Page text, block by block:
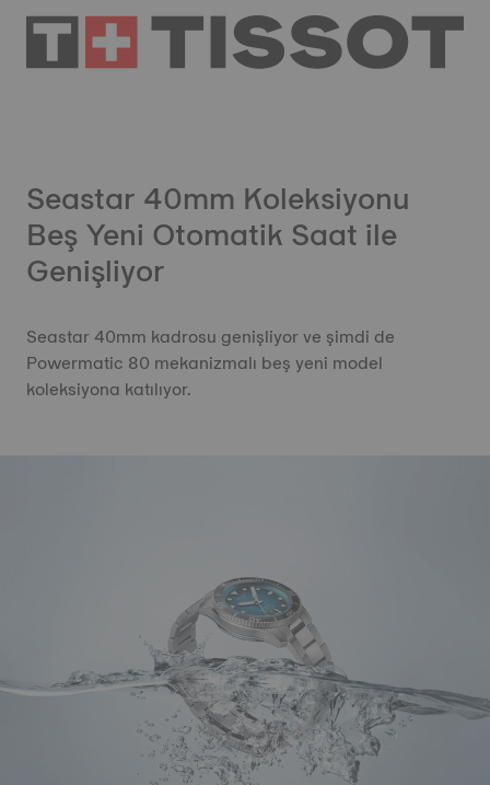
Seastar 40mm Koleksiyonu
Beş Yeni Otomatik Saat ile
Genişliyor
Seastar 40mm kadrosu genişliyor ve şimdi de
Powermatic 80 mekanizmalı beş yeni model
koleksiyona katılıyor.